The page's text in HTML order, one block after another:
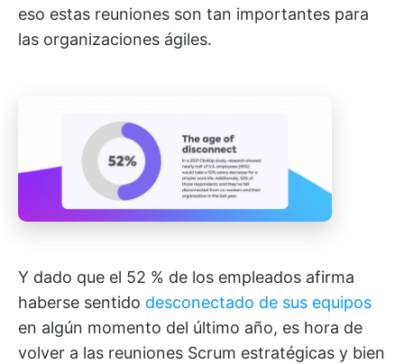
eso estas reuniones son tan importantes para
las organizaciones ágiles.
Y dado que el 52 % de los empleados afirma
haberse sentido desconectado de sus equipos
en algún momento del último año, es hora de
volver a las reuniones Scrum estratégicas y bien